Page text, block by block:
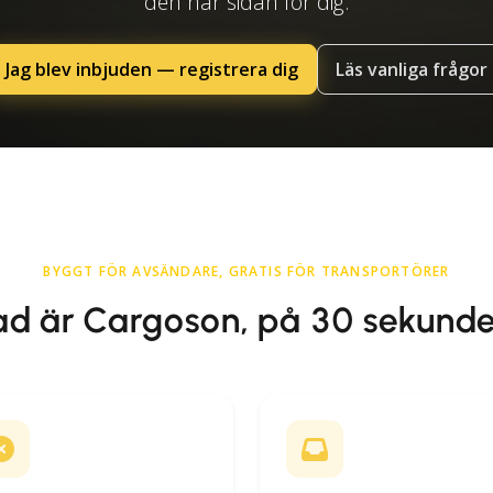
Jag blev inbjuden — registrera dig Läs vanliga frågor
BYGGT FÖR AVSÄNDARE, GRATIS FÖR TRANSPORTÖRER
är Cargoson, på 30